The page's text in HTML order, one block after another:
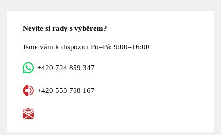
Nevíte si rady s výběrem?
Jsme vám k dispozici Po–Pá: 9:00–16:00
+420 724 859 347
+420 553 768 167